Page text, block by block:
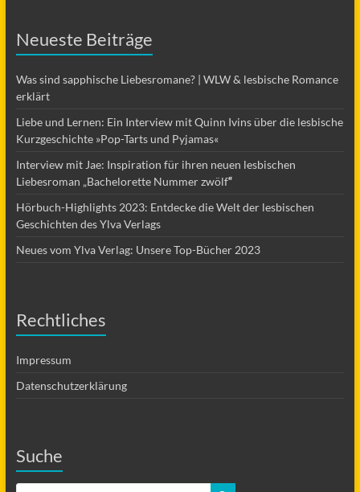
Neueste Beiträge
Was sind sapphische Liebesromane? | WLW & lesbische Romance
erklärt
Liebe und Lernen: Ein Interview mit Quinn Ivins über die lesbische
Kurzgeschichte »Pop-Tarts und Pyjamas«
Interview mit Jae: Inspiration für ihren neuen lesbischen
Liebesroman „Bachelorette Nummer zwölf“
Hörbuch-Highlights 2023: Entdecke die Welt der lesbischen
Geschichten des Ylva Verlags
Neues vom Ylva Verlag: Unsere Top-Bücher 2023
Rechtliches
Impressum
Datenschutzerklärung
Suche